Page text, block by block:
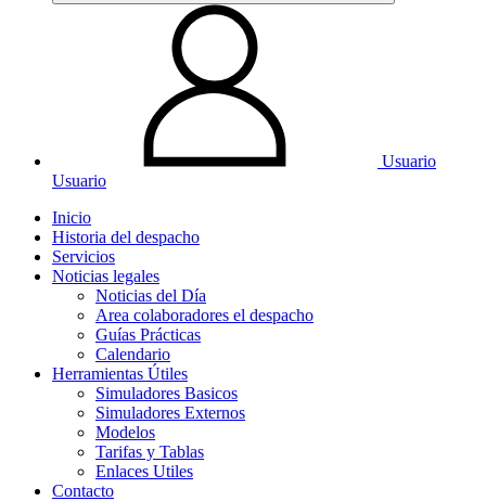
Usuario
Usuario
Inicio
Historia del despacho
Servicios
Noticias legales
Noticias del Día
Area colaboradores el despacho
Guías Prácticas
Calendario
Herramientas Útiles
Simuladores Basicos
Simuladores Externos
Modelos
Tarifas y Tablas
Enlaces Utiles
Contacto